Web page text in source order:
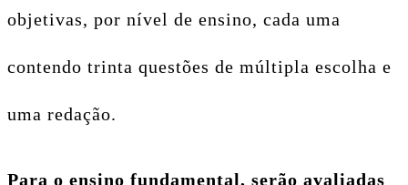
objetivas, por nível de ensino, cada uma
contendo trinta questões de múltipla escolha e
uma redação.
Para o ensino fundamental, serão avaliadas